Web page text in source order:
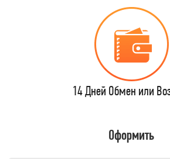
14 Дней Обмен или
Оформить